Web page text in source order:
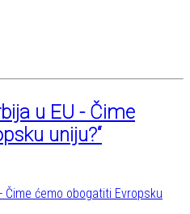
u EU - Čime
uniju?“